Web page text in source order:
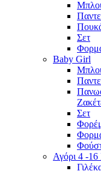
Σετ
Baby Girl
Σετ
Αγόρι 4 -